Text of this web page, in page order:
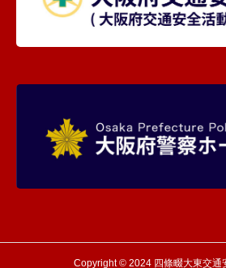
Copyright © 2024 四條畷大東交通